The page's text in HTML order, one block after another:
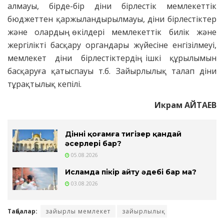
алмауы, бірде-бір діни бірлестік мемлекеттік
бюджеттен қаржыландырылмауы, діни бірлестіктер
және олардың өкілдері мемлекеттік билік және
жергілікті басқару органдары жүйесіне енгізілмеуі,
мемлекет діни бірлестіктердің ішкі құрылымын
басқаруға қатыспауы т.б. Зайырлылық талап діни
тұрақтылық кепілі.
Икрам АЙТАЕВ
Діннің қоғамға тигізер қандай
әсерлері бар?
05.08.2026
Исламда пікір айту әдебі бар ма?
03.08.2026
Таңбалар: зайырлы мемлекет зайырлылық